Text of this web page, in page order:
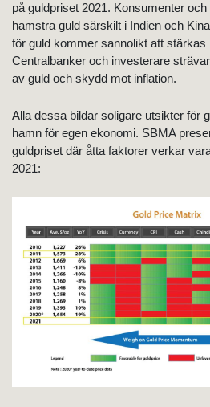
på guldpriset 2021. Konsumenter
hamstra guld särskilt i Indien och
för guld kommer sannolikt att stärkas
Centralbanker och investerare
av guld och skydd mot inflation.
Alla dessa bildar soligare utsikter för
hamn för egen ekonomi. SBMA
guldpriset där åtta faktorer verkar
2021: